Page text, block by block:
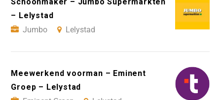
Schoonmaker – Jumbo Supermarkten
– Lelystad
Jumbo
Lelystad
Meewerkend voorman – Eminent
Groep – Lelystad